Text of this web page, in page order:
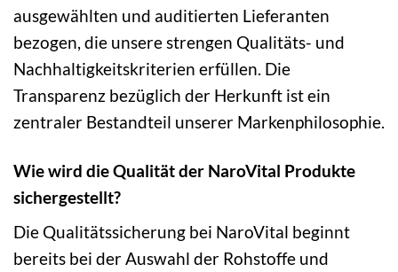
ausgewählten und auditierten Lieferanten
bezogen, die unsere strengen Qualitäts- und
Nachhaltigkeitskriterien erfüllen. Die
Transparenz bezüglich der Herkunft ist ein
zentraler Bestandteil unserer Markenphilosophie.
Wie wird die Qualität der NaroVital Produkte
sichergestellt?
Die Qualitätssicherung bei NaroVital beginnt
bereits bei der Auswahl der Rohstoffe und